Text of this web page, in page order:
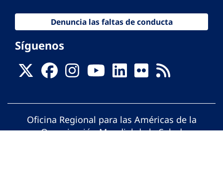
Denuncia las faltas de conducta
Síguenos
Oficina Regional para las Américas de la
Organización Mundial de la Salud